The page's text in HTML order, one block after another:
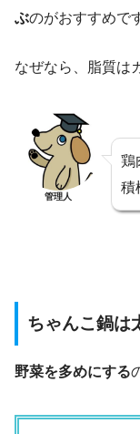
ぶのがおすすめで
なぜなら、脂質は
管理人
鶏
積
ちゃんこ鍋は
野菜を多めにする